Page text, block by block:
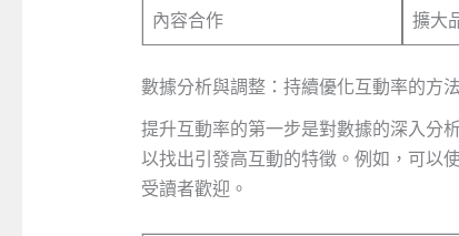
內容合作 擴大
數據分析與調整：持續優化互動率的方法
提升互動率的第一步是對數據的深入分
以找出引發高互動的特徵。例如，可以
受讀者歡迎。